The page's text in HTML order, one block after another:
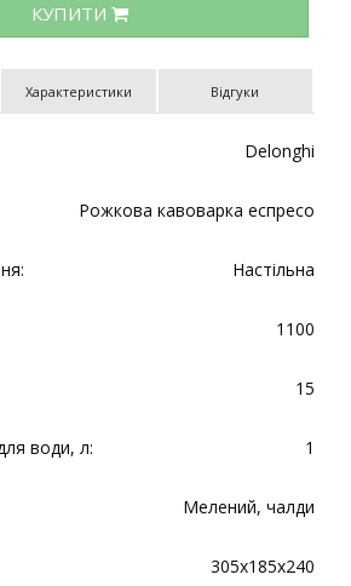
КУПИТИ
Характеристики Відгуки
Delonghi
Рожкова кавоварка еспресо
Настільна
1100
15
води, л: 1
Мелений, чалди
305х185х240